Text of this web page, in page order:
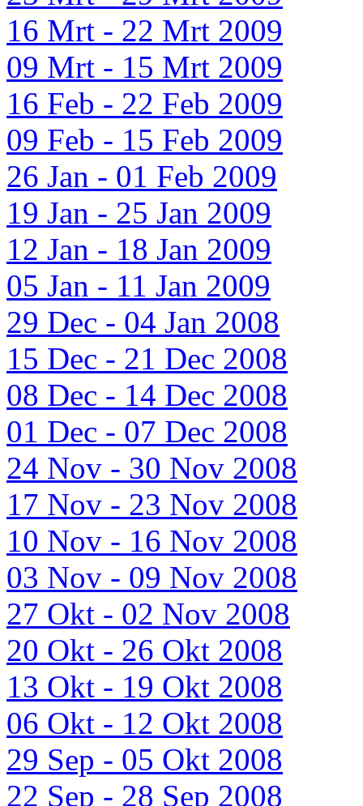
16 Mrt - 22 Mrt 2009
09 Mrt - 15 Mrt 2009
16 Feb - 22 Feb 2009
09 Feb - 15 Feb 2009
26 Jan - 01 Feb 2009
19 Jan - 25 Jan 2009
12 Jan - 18 Jan 2009
05 Jan - 11 Jan 2009
29 Dec - 04 Jan 2008
15 Dec - 21 Dec 2008
08 Dec - 14 Dec 2008
01 Dec - 07 Dec 2008
24 Nov - 30 Nov 2008
17 Nov - 23 Nov 2008
10 Nov - 16 Nov 2008
03 Nov - 09 Nov 2008
27 Okt - 02 Nov 2008
20 Okt - 26 Okt 2008
13 Okt - 19 Okt 2008
06 Okt - 12 Okt 2008
29 Sep - 05 Okt 2008
22 Sep - 28 Sep 2008